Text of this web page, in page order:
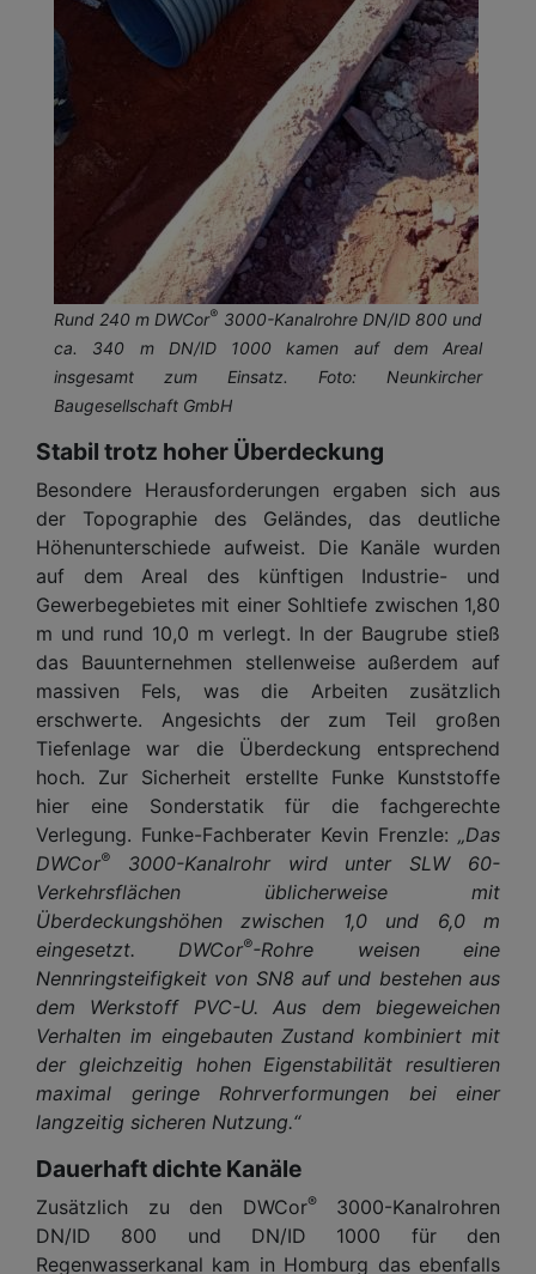
Rund 240 m DWCor® 3000-Kanalrohre DN/ID 800 und
ca. 340 m DN/ID 1000 kamen auf dem Areal
insgesamt zum Einsatz. Foto: Neunkircher
Baugesellschaft GmbH
Stabil trotz hoher Überdeckung
Besondere Herausforderungen ergaben sich aus
der Topographie des Geländes, das deutliche
Höhenunterschiede aufweist. Die Kanäle wurden
auf dem Areal des künftigen Industrie- und
Gewerbegebietes mit einer Sohltiefe zwischen 1,80
m und rund 10,0 m verlegt. In der Baugrube stieß
das Bauunternehmen stellenweise außerdem auf
massiven Fels, was die Arbeiten zusätzlich
erschwerte. Angesichts der zum Teil großen
Tiefenlage war die Überdeckung entsprechend
hoch. Zur Sicherheit erstellte Funke Kunststoffe
hier eine Sonderstatik für die fachgerechte
Verlegung. Funke-Fachberater Kevin Frenzle: „Das
DWCor®
3000-Kanalrohr wird unter SLW 60-
Verkehrsflächen üblicherweise mit
Überdeckungshöhen zwischen 1,0 und 6,0 m
eingesetzt. DWCor®-Rohre weisen eine
Nennringsteifigkeit von SN8 auf und bestehen aus
dem Werkstoff PVC-U. Aus dem biegeweichen
Verhalten im eingebauten Zustand kombiniert mit
der gleichzeitig hohen Eigenstabilität resultieren
maximal geringe Rohrverformungen bei einer
langzeitig sicheren Nutzung.“
Dauerhaft dichte Kanäle
Zusätzlich zu den DWCor®3000-Kanalrohren
DN/ID 800 und DN/ID 1000 für den
Regenwasserkanal kam in Homburg das ebenfalls